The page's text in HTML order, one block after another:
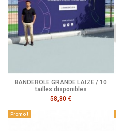
BANDEROLE GRANDE LAIZE / 10
tailles disponibles
58,80 €
Promo !